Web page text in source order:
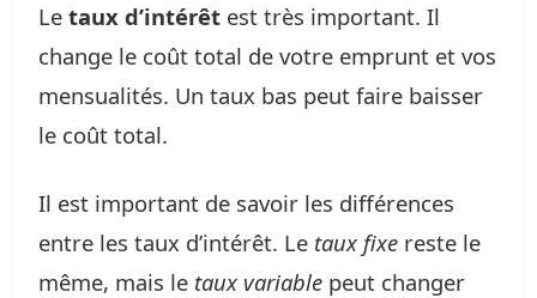
Le taux d’intérêt est très important. Il
change le coût total de votre emprunt et vos
mensualités. Un taux bas peut faire baisser
le coût total.
Il est important de savoir les différences
entre les taux d’intérêt. Le taux fixe reste le
même, mais le taux variable peut changer